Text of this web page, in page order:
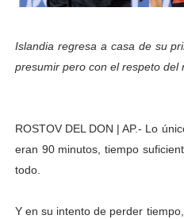
Inicia el plan vacacional
Expertos inspeccionan
Dictan MasterClass en el
Campo Elías avanza con
Islandia regresa a casa de su
presumir pero con el respeto del
ROSTOV DEL DON | AP.- Lo
eran 90 minutos, tiempo
todo.
Y en su intento de perder